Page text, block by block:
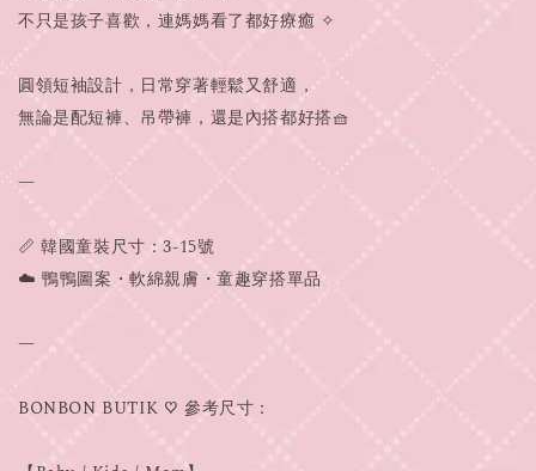
不只是孩子喜歡，連媽媽看了都好療癒 ✧
圓領短袖設計，日常穿著輕鬆又舒適，
無論是配短褲、吊帶褲，還是內搭都好搭🧺
—
📏 韓國童裝尺寸：3-15號
☁️ 鴨鴨圖案・軟綿親膚・童趣穿搭單品
—
BONBON BUTIK ♡ 參考尺寸：